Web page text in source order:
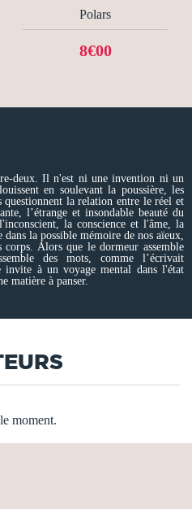
Polars
8€00
deux. Il n'est ni une invention ni un
en soulevant la poussière, les
la relation entre le réel et
l’étrange et insondable beauté du
la conscience et l'âme, la
la possible mémoire de nos aïeux,
Alors que le dormeur assemble
des mots, comme l’écrivait
invite à un voyage mental dans l'état
matière à panser.
moment.